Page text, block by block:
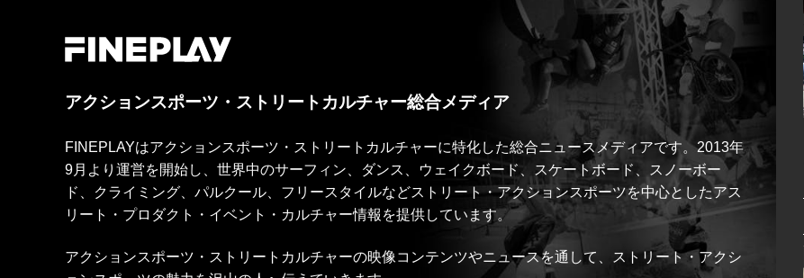
アクションスポーツ・ストリートカルチャー総合メディア
FINEPLAYはアクションスポーツ・ストリートカルチャーに特化した総合ニュースメディアです。2013年
9月より運営を開始し、世界中のサーフィン、ダンス、ウェイクボード、スケートボード、スノーボー
ド、クライミング、パルクール、フリースタイルなどストリート・アクションスポーツを中心としたアス
リート・プロダクト・イベント・カルチャー情報を提供しています。
アクションスポーツ・ストリートカルチャーの映像コンテンツやニュースを通して、ストリート・アクシ